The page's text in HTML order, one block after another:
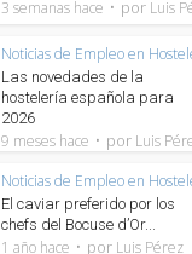
3 semanas hace por Luis
Noticias de Empleo en
Las novedades de la
hostelería española para
2026
9 meses hace por Luis
Noticias de Empleo en
El caviar preferido por los
chefs del Bocuse d’Or...
1 año hace por Luis Pérez